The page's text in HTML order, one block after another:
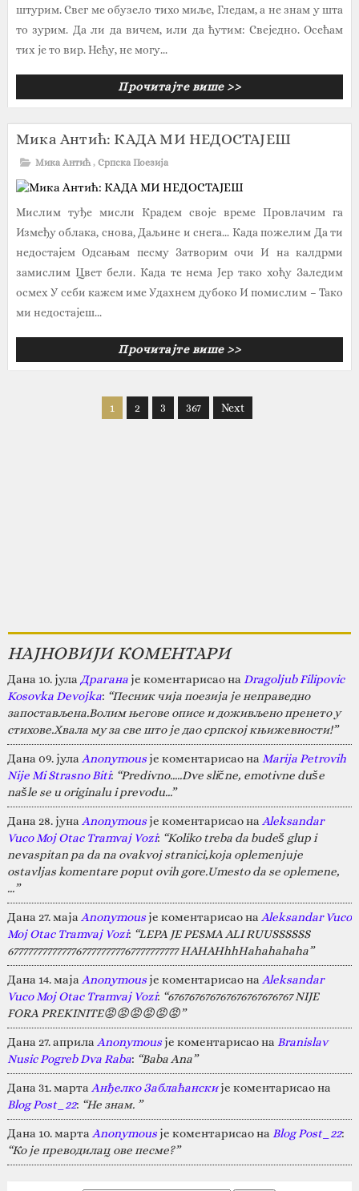
штурим. Свег ме обузело тихо миље, Гледам, а не знам у шта
то зурим. Да ли да вичем, или да ћутим: Свеједно. Осећам
тих је то вир. Нећу, не могу...
Прочитајте више >>
Мика Антић: КАДА МИ НЕДОСТАЈЕШ
Мика Антић , Српска Поезија
Мислим туђе мисли Крадем своје време Провлачим га
Између облака, снова, Даљине и снега... Када пожелим Да ти
недостајем Одсањам песму Затворим очи И на калдрми
замислим Цвет бели. Када те нема Јер тако хоћу Заледим
осмех У себи кажем име Удахнем дубоко И помислим – Тако
ми недостајеш...
Прочитајте више >>
1 2 3 367 Next
НАЈНОВИЈИ КОМЕНТАРИ
Дана 10. јула Драганаје коментарисао на Dragoljub Filipovic
Kosovka Devojka: “Песник чија поезија је неправедно
запостављена.Волим његове описе и доживљено пренето у
стихове.Хвала му за све што је дао српској књижевности!”
Дана 09. јула Anonymousје коментарисао на Marija Petrovih
Nije Mi Strasno Biti: “Predivno.....Dve slične, emotivne duše
našle se u originalu i prevodu...”
Дана 28. јуна Anonymousје коментарисао на Aleksandar
Vuco Moj Otac Tramvaj Vozi: “Koliko treba da budeš glup i
nevaspitan pa da na ovakvoj stranici,koja oplemenjuje
ostavljas komentare poput ovih gore.Umesto da se oplemene,
…”
Дана 27. маја Anonymousје коментарисао на Aleksandar Vuco
Moj Otac Tramvaj Vozi: “LEPA JE PESMA ALI RUUSSSSSS
67777777777777677777777767777777777 HAHAHhhHahahahaha”
Дана 14. маја Anonymousје коментарисао на Aleksandar
Vuco Moj Otac Tramvaj Vozi: “676767676767676767676767 NIJE
FORA PREKINITE😡😡😡😡😡😡”
Дана 27. априла Anonymousје коментарисао на Branislav
Nusic Pogreb Dva Raba: “Baba Ana”
Дана 31. марта Анђелко Заблаћанскије коментарисао на
Blog Post_22: “Не знам. ”
Дана 10. марта Anonymousје коментарисао на Blog Post_22:
“Ко је преводилац ове песме?”